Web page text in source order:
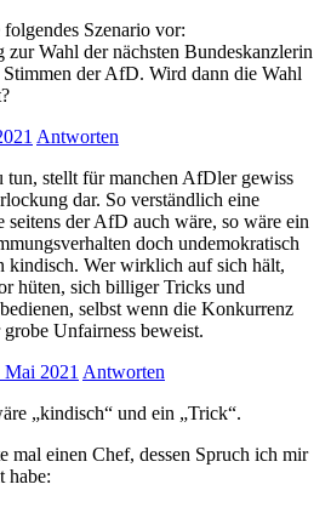
Szenario vor:
Wahl der nächsten Bundeskanzlerin
der AfD. Wird dann die Wahl
Antworten
tun, stellt für manchen AfDler gewiss
dar. So verständlich eine
seitens der AfD auch wäre, so wäre ein
doch undemokratisch
kindisch. Wer wirklich auf sich hält,
hüten, sich billiger Tricks und
selbst wenn die Konkurrenz
Unfairness beweist.
Mai 2021 Antworten
„kindisch“ und ein „Trick“.
mal einen Chef, dessen Spruch ich mir
habe: